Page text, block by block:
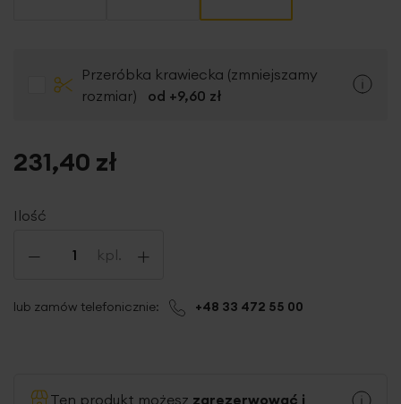
Przeróbka krawiecka (zmniejszamy
rozmiar)
od +9,60 zł
Ilość
- kpl. +
231,40 zł
lub zamów telefonicznie: +48 33 472 55 00
Ten produkt możesz zarezerwować i